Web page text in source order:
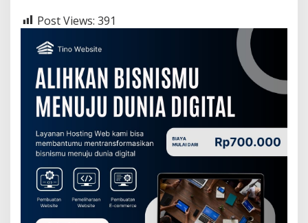
Post Views: 391